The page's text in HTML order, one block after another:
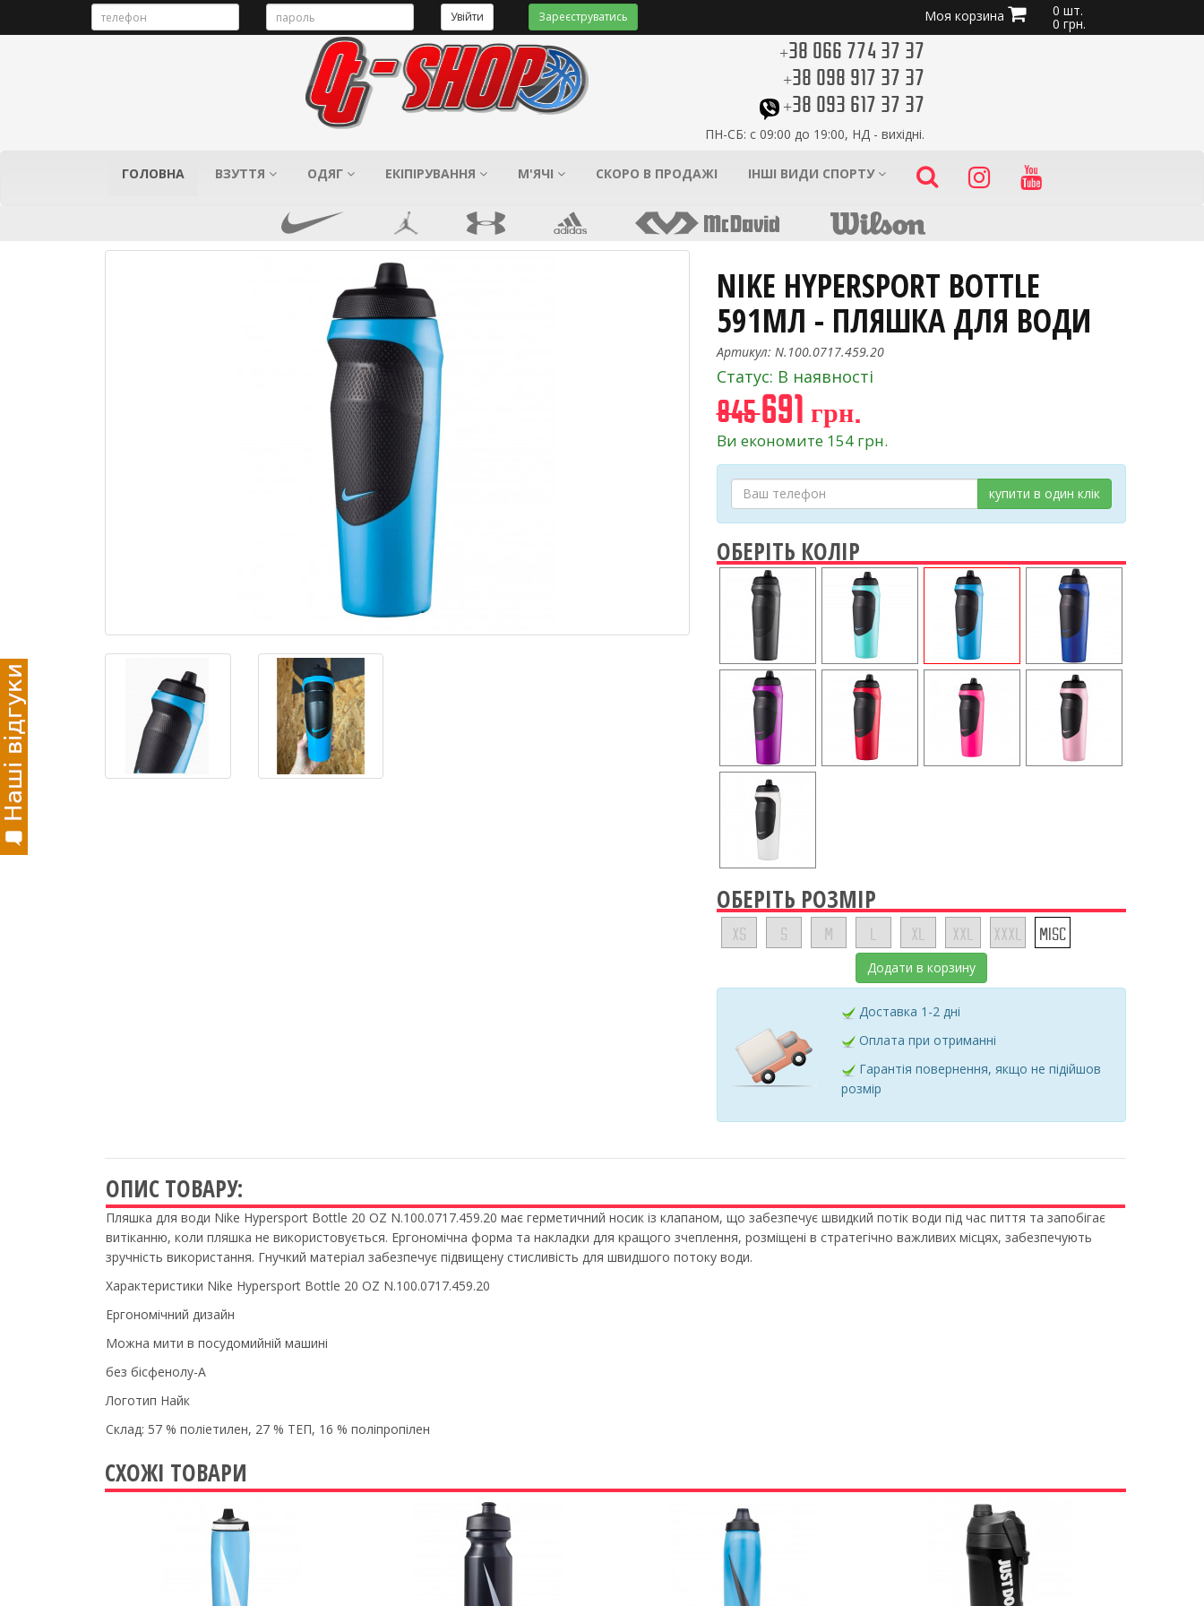
Увійти Зареєструватись Моя корзина 0 шт.
0 грн.
+38 066 774 37 37
+38 098 917 37 37
+38 093 617 37 37
ПН-СБ: с 09:00 до 19:00, НД - вихідні.
ГОЛОВНА ВЗУТТЯ ОДЯГ ЕКІПІРУВАННЯ М'ЯЧІ СКОРО В ПРОДАЖІ ІНШІ ВИДИ СПОРТУ
NIKE HYPERSPORT BOTTLE
591МЛ - ПЛЯШКА ДЛЯ ВОДИ
Артикул: N.100.0717.459.20
Статус: В наявності
845691 грн.
Ви економите 154 грн.
купити в один клік
ОБЕРІТЬ КОЛІР
ОБЕРІТЬ РОЗМІР
XS S M L XL XXL XXXL MISC
Додати в корзину
Доставка 1-2 дні
Оплата при отриманні
Гарантія повернення, якщо не підійшов
розмір
ОПИС ТОВАРУ:
Пляшка для води Nike Hypersport Bottle 20 OZ N.100.0717.459.20 має герметичний носик із клапаном, що забезпечує швидкий потік води під час пиття та запобігає
витіканню, коли пляшка не використовується. Ергономічна форма та накладки для кращого зчеплення, розміщені в стратегічно важливих місцях, забезпечують
зручність використання. Гнучкий матеріал забезпечує підвищену стисливість для швидшого потоку води.
Характеристики Nike Hypersport Bottle 20 OZ N.100.0717.459.20
Ергономічний дизайн
Можна мити в посудомийній машині
без бісфенолу-А
Логотип Найк
Склад: 57 % поліетилен, 27 % ТЕП, 16 % поліпропілен
СХОЖІ ТОВАРИ